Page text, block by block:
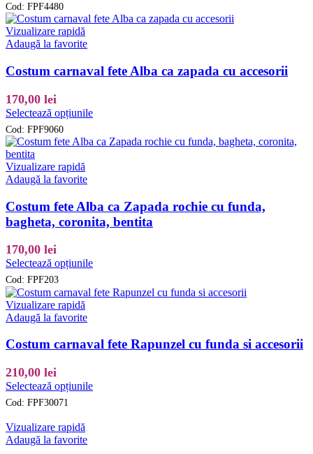
produsului.
are
mai
Opțiunile
pot
în
produsului.
Cod: FPF4480
Vizualizare rapidă
Adaugă la favorite
Costum carnaval fete Alba ca zapada cu accesorii
170,00 lei
Selectează opțiunileAcest
are
mai
fi
alese
produsului.
Cod: FPF9060
Vizualizare rapidă
Adaugă la favorite
Costum fete Alba ca Zapada rochie cu funda,
bagheta, coronita, bentita
170,00 lei
Selectează opțiunileAcest
are
mai
Opțiunile
pot
în
Cod: FPF203
Vizualizare rapidă
Adaugă la favorite
Costum carnaval fete Rapunzel cu funda si accesorii
210,00 lei
Selectează opțiunileAcest
Cod: FPF30071
Vizualizare rapidă
Adaugă la favorite